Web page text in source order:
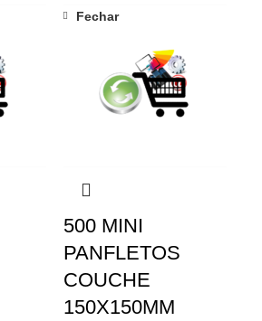
Fechar
500 MINI
PANFLETOS
COUCHE
150X150MM